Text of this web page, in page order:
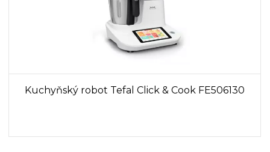
Kuchyňský robot Tefal Click & Cook FE506130